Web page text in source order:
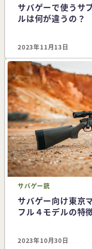
サバゲーで使うサ
ルは何が違うの？
2023年11月13日
サバゲー銃
サバゲー向け東京
フル４モデルの特
2023年10月30日